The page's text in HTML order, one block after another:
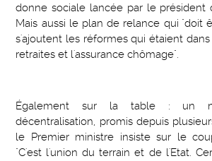
donne sociale lancée par le président
Mais aussi le plan de relance qui "doit
s'ajoutent les réformes qui étaient
retraites et l'assurance chômage".
Également sur la table : un
décentralisation, promis depuis
le Premier ministre insiste sur le
"C'est l'union du terrain et de l'Etat.